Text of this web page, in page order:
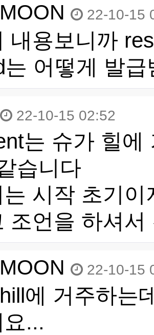
22-10-15
내용보니까
는 어떻게 발
22-10-15 02:52
는 슈가 힐
습니다
는 시작 초기
조언을 하셔
22-10-15
에 거주하는
...